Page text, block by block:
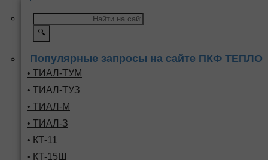
🔍
Популярные запросы на сайте ПКФ ТЕПЛО
• ТИАЛ-ТУМ
• ТИАЛ-ТУЗ
• ТИАЛ-М
• ТИАЛ-З
• КТ-11
• КТ-15Ш